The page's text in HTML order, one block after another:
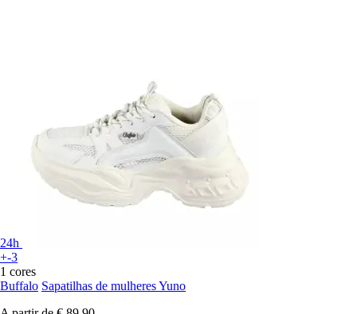
24h
+-3
1 cores
Buffalo Sapatilhas de mulheres Yuno